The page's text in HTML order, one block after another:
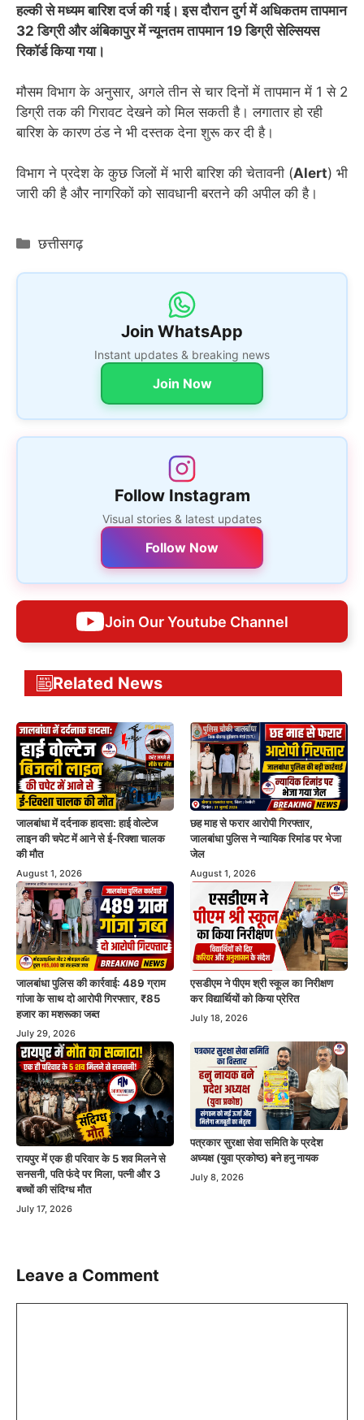
हल्की से मध्यम बारिश दर्ज की गई। इस दौरान दुर्ग में अधिकतम तापमान
32 डिग्री और अंबिकापुर में न्यूनतम तापमान 19 डिग्री सेल्सियस
रिकॉर्ड किया गया।
मौसम विभाग के अनुसार, अगले तीन से चार दिनों में तापमान में 1 से 2
डिग्री तक की गिरावट देखने को मिल सकती है। लगातार हो रही
बारिश के कारण ठंड ने भी दस्तक देना शुरू कर दी है।
विभाग ने प्रदेश के कुछ जिलों में भारी बारिश की चेतावनी (Alert) भी
जारी की है और नागरिकों को सावधानी बरतने की अपील की है।
Categories
छत्तीसगढ़
Join WhatsApp
Instant updates & breaking news
Join Now
Follow Instagram
Visual stories & latest updates
Follow Now
Join Our Youtube Channel
Related News
जालबांधा में दर्दनाक हादसा: हाई वोल्टेज
लाइन की चपेट में आने से ई-रिक्शा चालक
की मौत
August 1, 2026
छह माह से फरार आरोपी गिरफ्तार,
जालबांधा पुलिस ने न्यायिक रिमांड पर भेजा
जेल
August 1, 2026
जालबांधा पुलिस की कार्रवाई: 489 ग्राम
गांजा के साथ दो आरोपी गिरफ्तार, ₹85
हजार का मशरूका जब्त
July 29, 2026
एसडीएम ने पीएम श्री स्कूल का निरीक्षण
कर विद्यार्थियों को किया प्रेरित
July 18, 2026
रायपुर में एक ही परिवार के 5 शव मिलने से
सनसनी, पति फंदे पर मिला, पत्नी और 3
बच्चों की संदिग्ध मौत
July 17, 2026
पत्रकार सुरक्षा सेवा समिति के प्रदेश
अध्यक्ष (युवा प्रकोष्ठ) बने हनु नायक
July 8, 2026
Leave a Comment